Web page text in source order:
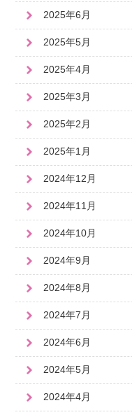
2025年6月
2025年5月
2025年4月
2025年3月
2025年2月
2025年1月
2024年12月
2024年11月
2024年10月
2024年9月
2024年8月
2024年7月
2024年6月
2024年5月
2024年4月